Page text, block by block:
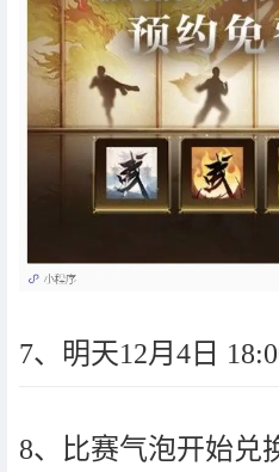
7、明天12月4日
8、比赛气泡开始兑